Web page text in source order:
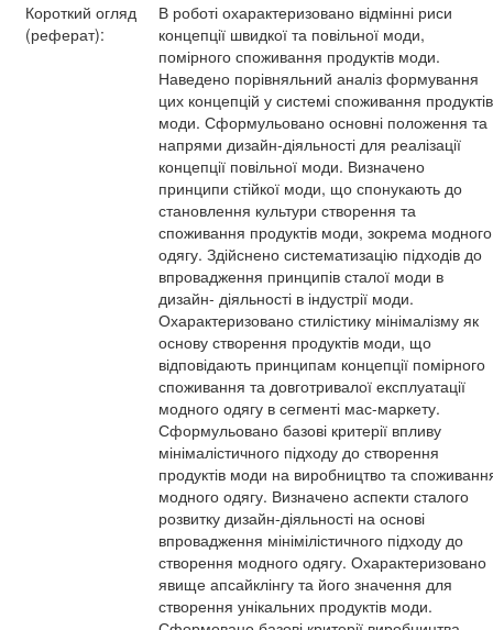
Короткий огляд
(реферат):
В роботі охарактеризовано відмінні риси
концепції швидкої та повільної моди,
помірного споживання продуктів моди.
Наведено порівняльний аналіз формування
цих концепцій у системі споживання продуктів
моди. Сформульовано основні положення та
напрями дизайн-діяльності для реалізації
концепції повільної моди. Визначено
принципи стійкої моди, що спонукають до
становлення культури створення та
споживання продуктів моди, зокрема модного
одягу. Здійснено систематизацію підходів до
впровадження принципів сталої моди в
дизайн- діяльності в індустрії моди.
Охарактеризовано стилістику мінімалізму як
основу створення продуктів моди, що
відповідають принципам концепції помірного
споживання та довготривалої експлуатації
модного одягу в сегменті мас-маркету.
Сформульовано базові критерії впливу
мінімалістичного підходу до створення
продуктів моди на виробництво та
модного одягу. Визначено аспекти сталого
розвитку дизайн-діяльності на основі
впровадження мінімілістичного підходу до
створення модного одягу. Охарактеризовано
явище апсайклінгу та його значення для
створення унікальних продуктів моди.